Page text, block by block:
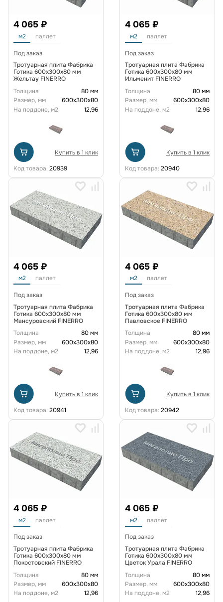
4 065 ₽
м2 паллет
Под заказ
Тротуарная плита Фабрика
Готика 600x300x80 мм
Жельтау FINERRO
Толщина
80 мм
Размер, мм
600х300х80
На поддоне, м2
12,96
Купить в 1 клик
Код товара: 20939
4 065 ₽
м2 паллет
Под заказ
Тротуарная плита Фабрика
Готика 600x300x80 мм
Ильменит FINERRO
Толщина
80 мм
Размер, мм
600х300х80
На поддоне, м2
12,96
Купить в 1 клик
Код товара: 20940
4 065 ₽
м2 паллет
Под заказ
Тротуарная плита Фабрика
Готика 600x300x80 мм
Мансуровский FINERRO
Толщина
80 мм
Размер, мм
600х300х80
На поддоне, м2
12,96
Купить в 1 клик
Код товара: 20941
4 065 ₽
м2 паллет
Под заказ
Тротуарная плита Фабрика
Готика 600x300x80 мм
Павловское FINERRO
Толщина
80 мм
Размер, мм
600х300х80
На поддоне, м2
12,96
Купить в 1 клик
Код товара: 20942
4 065 ₽
м2 паллет
Под заказ
Тротуарная плита Фабрика
Готика 600x300x80 мм
Покостовский FINERRO
Толщина
80 мм
Размер, мм
600х300х80
На поддоне, м2
12,96
4 065 ₽
м2 паллет
Под заказ
Тротуарная плита Фабрика
Готика 600x300x80 мм
Цветок Урала FINERRO
Толщина
80 мм
Размер, мм
600х300х80
На поддоне, м2
12,96